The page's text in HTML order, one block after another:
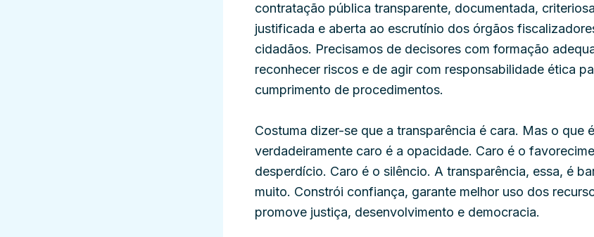
contratação pública transparente, documentada,
justificada e aberta ao escrutínio dos órgãos
cidadãos. Precisamos de decisores com formação
reconhecer riscos e de agir com responsabilidade ética
cumprimento de procedimentos.
Costuma dizer-se que a transparência é cara. Mas o que é
verdadeiramente caro é a opacidade. Caro é o
desperdício. Caro é o silêncio. A transparência, essa, é
muito. Constrói confiança, garante melhor uso dos
promove justiça, desenvolvimento e democracia.